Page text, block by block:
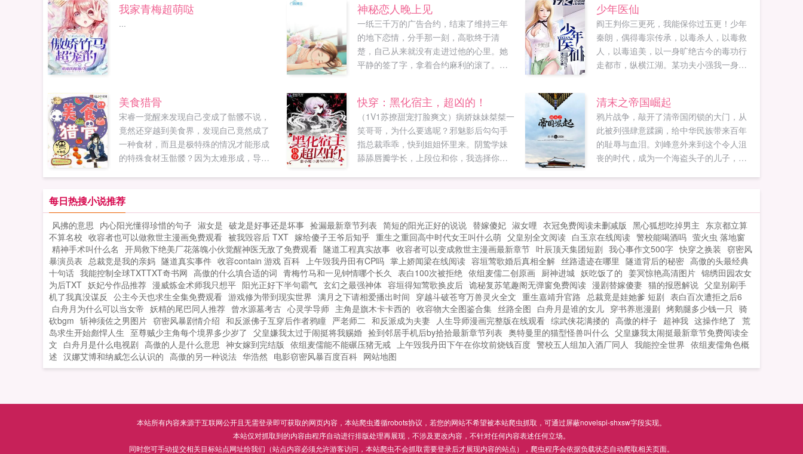
我家青梅超萌哒
...
神秘恋人晚上见
一纸三千万的广告合约，结束了维持三年
的地下恋情，分手那一刻，高歌终于清
楚，自己从来就没有走进过他的心里。她
平静的签了字，拿着合约麻利的滚了。她
某小艺人，明天有空吗？小艺人不耐烦，
没空！这样啊，其实我是想小艺人被撩起
好奇心，想干嘛？想！小艺人...
少年医仙
阎王判你三更死，我能保你过五更！少年
秦朗，偶得毒宗传承，以毒杀人，以毒救
人，以毒追美，以一身旷绝古今的毒功行
走都市，纵横江湖。某功夫小强我一身功
召集毒虫百万！某绝色美女红颜祸水，美
女有毒，你伤不起！秦朗我修炼毒功，以
毒攻毒！...
美食猎骨
宋睿一觉醒来发现自己变成了骷髅不说，
竟然还穿越到美食界，发现自己竟然成了
一种食材，而且是极特殊的情况才能形成
的特殊食材玉骷髅？因为太难形成，导致
人和怪物对他追捕不绝。面对众多跟在身
后想尝一口自己骨头汤的妖魔鬼怪，宋睿
抓狂地大喊，劳资真的不好吃啊！已肥，
无毒，稍慢热，请放心食用...
快穿：黑化宿主，超凶的！
（1V1苏撩甜宠打脸爽文）病娇妹妹桀桀一
笑哥哥，为什么要逃呢？邪魅影后勾勾手
指总裁乖乖，快到姐姐怀里来。阴鸷学妹
舔舔唇瓣学长，上段位和你，我选择你！
卿卿不吃人！反派boss眉头紧蹙系统，管
好你家宿主，别让她乱撩。系统大妹砸，
我劝你善良...
清末之帝国崛起
鸦片战争，敲开了清帝国闭锁的大门，从
此被列强肆意蹂躏，给中华民族带来百年
的耻辱与血泪。刘峰意外来到这个令人沮
丧的时代，成为一个海盗头子的儿子，且
每日热搜小说推荐
风拂的意思 内心阳光懂得珍惜的句子 淑女是 破龙是好事还是坏事 捡漏最新章节列表 简短的阳光正好的说说 替嫁傻妃 淑女哩 衣冠免费阅读未删减版 黑心狐想吃掉男主 东京都立算
不算名校 收容者也可以做救世主漫画免费观看 被我毁容后 TXT 嫁给傻子王爷后知乎 重生之重回高中时代女王叫什么萌 父皇别全文阅读 白玉京在线阅读 警校能喝酒吗 萤火虫 落地窗
精神手术叫什么名 开局救下绝美厂花落魄小伙觉醒神医无敌了免费观看 隧道工程真实故事 收容者可以变成救世主漫画最新章节 叶辰顶天集团短剧 我心事作文500字 快穿之换装 窃密风
暴演员表 总裁竞是我的亲妈 隧道真实事件 收容contain 游戏 百科 上午毁我丹田有CP吗 掌上娇闻梁在线阅读 容垣莺歌婚后真相全解 丝路遗迹在哪里 隧道背后的秘密 高傲的头最经典
十句话 我能控制全球TXTTXT奇书网 高傲的什么填合适的词 青梅竹马和一见钟情哪个长久 表白100次被拒绝 依组麦儒二创原画 厨神进城 妖吃饭了的 姜冥惊艳高清图片 锦绣田园农女
为后TXT 妖妃兮作品推荐 漫威炼金术师我只想平 阳光正好下半句霸气 玄幻之最强神体 容垣得知莺歌换皮后 诡秘复苏笔趣阁无弹窗免费阅读 漫剧替嫁傻妻 猫的报恩解说 父皇别刷手
机了我真没谋反 公主今天也求生全集免费观看 游戏修为带到现实世界 满月之下请相爱播出时间 穿越斗破苍穹万兽灵火全文 重生嘉靖升官路 总裁竟是娃她爹 短剧 表白百次遭拒之后6
白舟月为什么可以当女帝 妖精的尾巴同人推荐 曾水源墓考古 心灵学导师 主角是旗木卡卡西的 收容物大全图鉴合集 丝路全图 白舟月是谁的女儿 穿书养崽漫剧 烤鹅腿多少钱一只 骑
砍bgm 斩神须佐之男图片 窃密风暴剧情介绍 和反派佛子互穿后作者鸦瞳 严老师二 和反派成为夫妻 人生导师漫画完整版在线观看 综武侠花满搂的 高傲的样子 超神我 这操作绝了 荒
岛求生开始彪悍人生 至尊贼少主角每个境界多少岁了 父皇嫌我太过于闹挺将我赐婚 捡到邻居手机后by拾拾最新章节列表 奥特曼里的猫型怪兽叫什么 父皇嫌我太闹挺最新章节免费阅读全
文 白舟月是什么电视剧 高傲的人是什么意思 神女嫁到完结版 依组麦儒能不能碾压猪无戒 上午毁我丹田下午在你坟前烧钱百度 警校五人组加入酒厂同人 我能控全世界 依组麦儒角色概
述 汉娜艾博和纳威怎么认识的 高傲的另一种说法 华浩然 电影窃密风暴百度百科 网站地图
本站所有内容来源于互联网公开且无需登录即可获取的网页内容，本站爬虫遵循robots协议，若您的网站不希望被本站爬虫抓取，可通过屏蔽novelspi-shxsw字段实现。
本站仅对抓取到的内容由程序自动进行排版处理再展现，不涉及更改内容，不针对任何内容表述任何立场。
同时您可手动提交相关目标站点网址给我们（站点内容必须允许游客访问，本站爬虫不会抓取需要登录后才展现内容的站点），爬虫程序会依据负载状态自动爬取相关页面。